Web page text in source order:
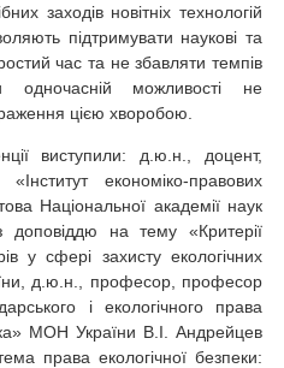
заходів новітніх технологій
підтримувати наукові та
час та не збавляти темпів
одночасній можливості не
цією хворобою.
виступили: д.ю.н., доцент,
економіко-правових
Національної академії наук
доповіддю на тему «Критерії
у сфері захисту екологічних
д.ю.н., професор, професор
і екологічного права
МОН України В.І. Андрейцев
права екологічної безпеки: